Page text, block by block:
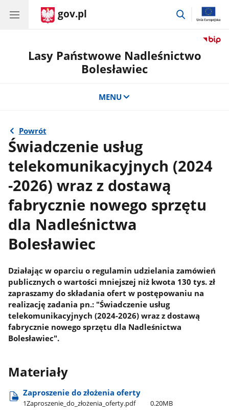
gov.pl
przejdź
Lasy Państwowe Nadleśnictwo
Bolesławiec
MENU
Powrót
Świadczenie usług
telekomunikacyjnych (2024
-2026) wraz z dostawą
fabrycznie nowego sprzętu
dla Nadleśnictwa
Bolesławiec
Działając w oparciu o regulamin udzielania zamówień
publicznych o wartości mniejszej niż kwota 130 tys. zł
zapraszamy do składania ofert w postępowaniu na
realizację zadania pn.: "Świadczenie usług
telekomunikacyjnych (2024-2026) wraz z dostawą
fabrycznie nowego sprzętu dla Nadleśnictwa
Bolesławiec".
Materiały
Zaproszenie do złożenia oferty
1Zaproszenie​_do​_złożenia​_oferty.pdf 0.20MB